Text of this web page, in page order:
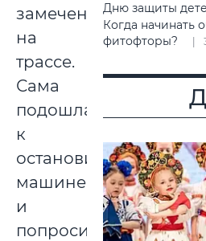
замечена
на
трассе.
Сама
подошла
к
остановившейся
машине
и
попросила
Дню защиты
Когда начинать
фитофторы?